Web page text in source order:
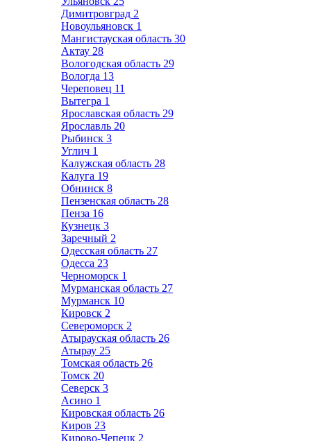
Димитровград 2
Новоульяновск 1
Мангистауская область 30
Актау 28
Вологодская область 29
Вологда 13
Череповец 11
Вытегра 1
Ярославская область 29
Ярославль 20
Рыбинск 3
Углич 1
Калужская область 28
Калуга 19
Обнинск 8
Пензенская область 28
Пенза 16
Кузнецк 3
Заречный 2
Одесская область 27
Одесса 23
Черноморск 1
Мурманская область 27
Мурманск 10
Кировск 2
Североморск 2
Атырауская область 26
Атырау 25
Томская область 26
Томск 20
Северск 3
Асино 1
Кировская область 26
Киров 23
Кирово-Чепецк 2